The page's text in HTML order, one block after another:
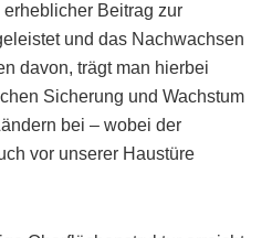
Beitrag zur
und das Nachwachsen
davon, trägt man hierbei
Sicherung und Wachstum
bei – wobei der
vor unserer Haustüre